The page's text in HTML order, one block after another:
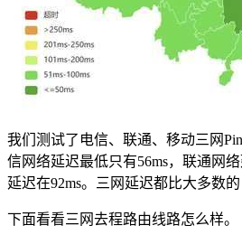
我们测试了电信、联通、移动三网
信网络延迟最低只有56ms，联通网
延迟在92ms。三网延迟都比大多数的
下面看看三网去程路由线路怎么样。